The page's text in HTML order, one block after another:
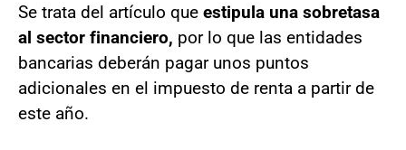
Se trata del artículo que estipula una sobretasa
al sector financiero, por lo que las entidades
bancarias deberán pagar unos puntos
adicionales en el impuesto de renta a partir de
este año.